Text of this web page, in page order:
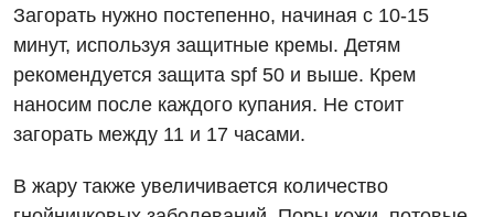
Детская гастроэнтерология
Детская гинекология
Детская дерматовенерология
Детская неврология
Загорать нужно постепенно, начиная с 10-15
минут, используя защитные кремы. Детям
рекомендуется защита spf 50 и выше. Крем
наносим после каждого купания. Не стоит
загорать между 11 и 17 часами.
В жару также увеличивается количество